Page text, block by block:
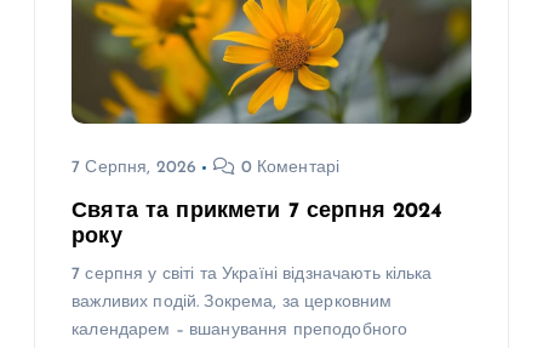
7 Серпня, 2026 0 Коментарі
Свята та прикмети 7 серпня 2024
року
7 серпня у світі та Україні відзначають кілька
важливих подій. Зокрема, за церковним
календарем – вшанування преподобного